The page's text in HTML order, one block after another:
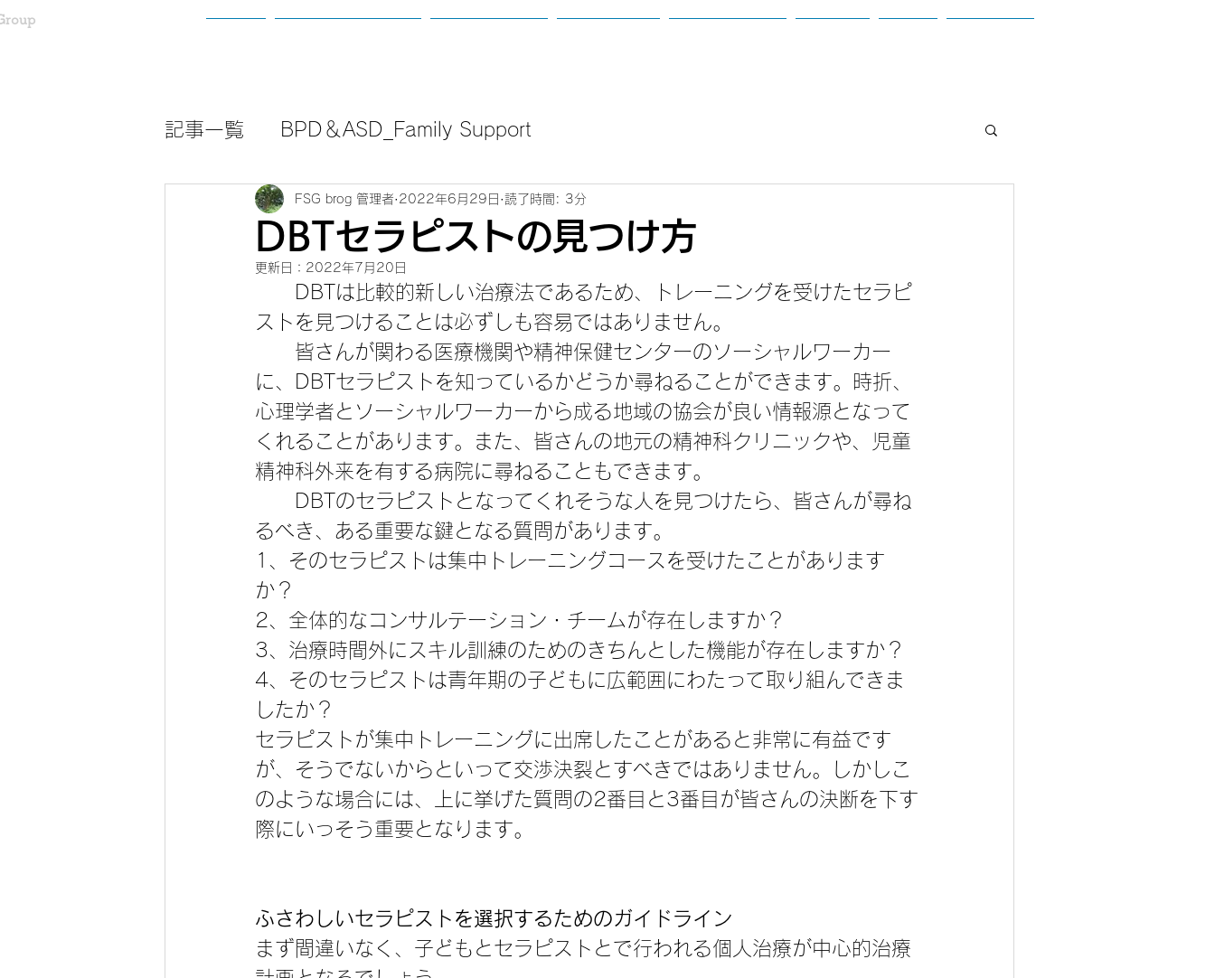
記事一覧 BPD＆ASD_Family Support
DBTセラピストの見つけ方
FSG brog 管理者 2022年6月29日 読了時間: 3分
更新日： 2022年7月20日
DBTは比較的新しい治療法であるため、トレーニングを受けたセラピ
ストを見つけることは必ずしも容易ではありません。
皆さんが関わる医療機関や精神保健センターのソーシャルワーカー
に、DBTセラピストを知っているかどうか尋ねることができます。時折、
心理学者とソーシャルワーカーから成る地域の協会が良い情報源となって
くれることがあります。また、皆さんの地元の精神科クリニックや、児童
精神科外来を有する病院に尋ねることもできます。
DBTのセラピストとなってくれそうな人を見つけたら、皆さんが尋ね
るべき、ある重要な鍵となる質問があります。
1、そのセラピストは集中トレーニングコースを受けたことがあります
か？
2、全体的なコンサルテーション・チームが存在しますか？
3、治療時間外にスキル訓練のためのきちんとした機能が存在しますか？
4、そのセラピストは青年期の子どもに広範囲にわたって取り組んできま
したか？
セラピストが集中トレーニングに出席したことがあると非常に有益です
が、そうでないからといって交渉決裂とすべきではありません。しかしこ
のような場合には、上に挙げた質問の2番目と3番目が皆さんの決断を下す
際にいっそう重要となります。
ふさわしいセラピストを選択するためのガイドライン
まず間違いなく、子どもとセラピストとで行われる個人治療が中心的治療